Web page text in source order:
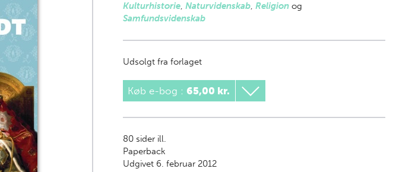
Kulturhistorie, Naturvidenskab, Religionog
Samfundsvidenskab
Udsolgt fra forlaget
Køb e-bog : 65,00 kr.
80sider ill.
Paperback
Udgivet 6. februar 2012